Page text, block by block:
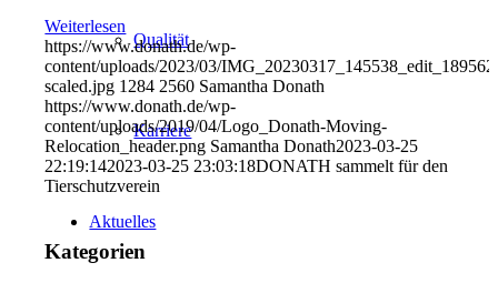
Qualität
Karriere
Aktuelles
Weiterlesen
https://www.donath.de/wp-
content/uploads/2023/03/
scaled.jpg 1284 2560 Samantha Donath
https://www.donath.de/wp-
content/uploads/2019/04/Logo_Donath-Moving-
Relocation_header.png Samantha Donath2023-03-25
22:19:142023-03-25 23:03:18DONATH sammelt für den
Tierschutzverein
Kategorien